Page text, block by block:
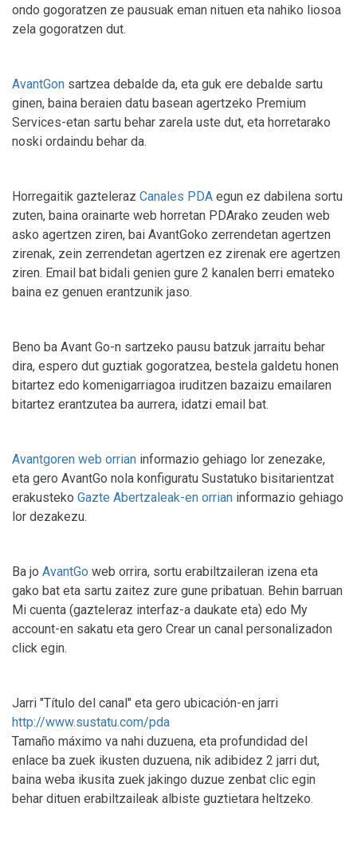
ondo gogoratzen ze pausuak eman nituen eta nahiko liosoa
zela gogoratzen dut.
AvantGon sartzea debalde da, eta guk ere debalde sartu
ginen, baina beraien datu basean agertzeko Premium
Services-etan sartu behar zarela uste dut, eta horretarako
noski ordaindu behar da.
Horregaitik gazteleraz Canales PDA egun ez dabilena sortu
zuten, baina orainarte web horretan PDArako zeuden web
asko agertzen ziren, bai AvantGoko zerrendetan agertzen
zirenak, zein zerrendetan agertzen ez zirenak ere agertzen
ziren. Email bat bidali genien gure 2 kanalen berri emateko
baina ez genuen erantzunik jaso.
Beno ba Avant Go-n sartzeko pausu batzuk jarraitu behar
dira, espero dut guztiak gogoratzea, bestela galdetu honen
bitartez edo komenigarriagoa iruditzen bazaizu emailaren
bitartez erantzutea ba aurrera, idatzi email bat.
Avantgoren web orrian informazio gehiago lor zenezake,
eta gero AvantGo nola konfiguratu Sustatuko bisitarientzat
erakusteko Gazte Abertzaleak-en orrian informazio gehiago
lor dezakezu.
Ba jo AvantGo web orrira, sortu erabiltzaileran izena eta
gako bat eta sartu zaitez zure gune pribatuan. Behin barruan
Mi cuenta (gazteleraz interfaz-a daukate eta) edo My
account-en sakatu eta gero Crear un canal personalizadon
click egin.
Jarri "Título del canal" eta gero ubicación-en jarri
http://www.sustatu.com/pda
Tamaño máximo va nahi duzuena, eta profundidad del
enlace ba zuek ikusten duzuena, nik adibidez 2 jarri dut,
baina weba ikusita zuek jakingo duzue zenbat clic egin
behar dituen erabiltzaileak albiste guztietara heltzeko.